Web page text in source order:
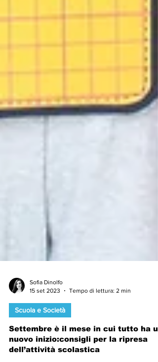
15 set 2023
Scuola e Società
Settembre è il mese in cui tutto ha
nuovo inizio:consigli per la ripresa